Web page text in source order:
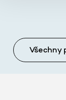
Všechny